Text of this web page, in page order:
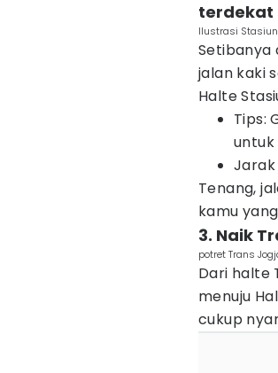
terdekat
Ilustrasi
Setibanya
jalan kaki
Halte
Tips:
Tenang,
kamu
3. Naik
potret Trans
Dari halte
menuju
cukup